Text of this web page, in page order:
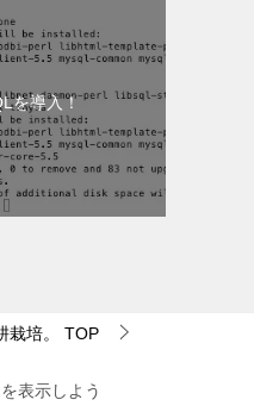
を導入！
培。
TOP
表示しよう